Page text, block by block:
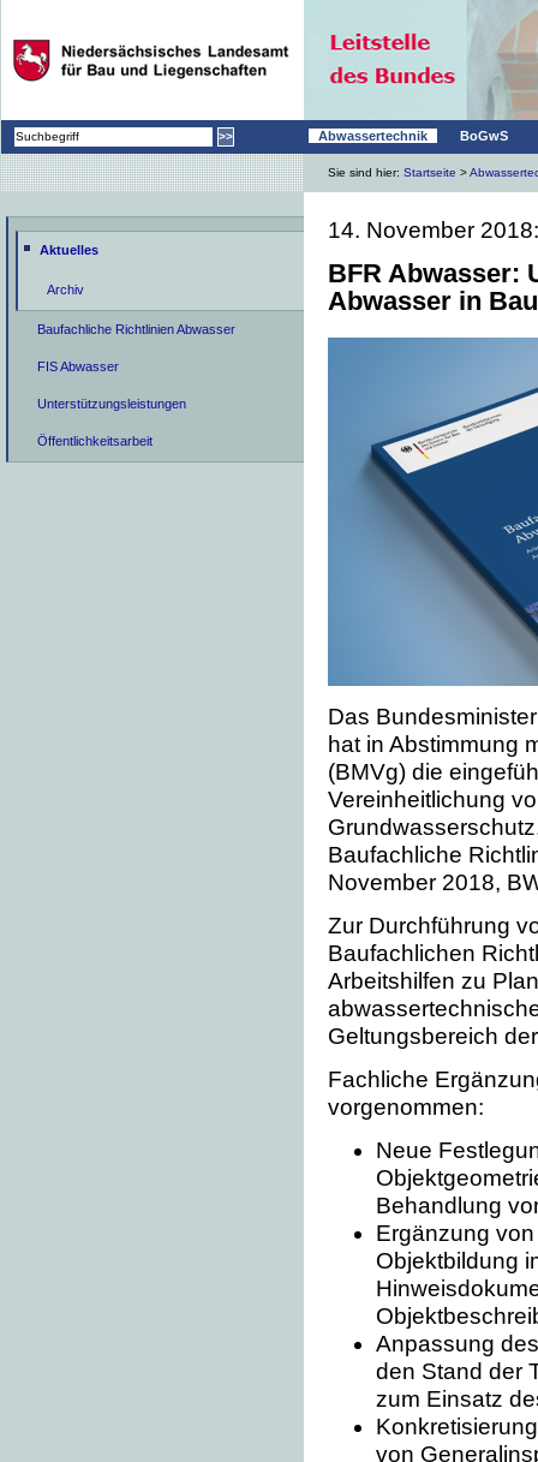
Abwassertechnik BoGwS
Sie sind hier: Startseite >
Aktuelles
Archiv
Baufachliche Richtlinien Abwasser
FIS Abwasser
Unterstützungsleistungen
Öffentlichkeitsarbeit
14. November 2018:
BFR Abwasser:
Abwasser in
Das
hat in Abstimmung
(BMVg) die
Vereinheitlichung
Baufachliche
November 2018,
Zur Durchführung
Baufachlichen
Arbeitshilfen zu
Geltungsbereich
Fachliche
vorgenommen:
Neue
Behandlung
Ergänzung
Objektbildung
Anpassung
den Stand der
zum Einsatz
von